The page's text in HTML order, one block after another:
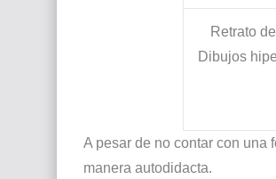
Retrato
Dibujos
A pesar de no contar con una
manera autodidacta.